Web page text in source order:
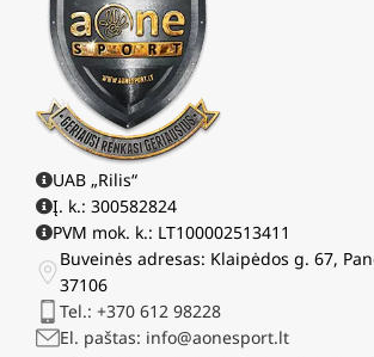
UAB „Rilis“
Į. k.: 300582824
PVM mok. k.: LT100002513411
Buveinės adresas: Klaipėdos g. 67,
37106
Tel.: +370 612 98228
El. paštas: info@aonesport.lt